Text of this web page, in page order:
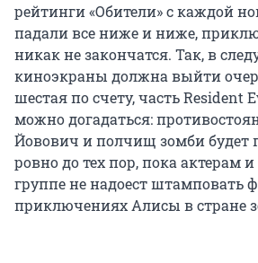
рейтинги «Обители» с каждой
падали все ниже и ниже,
никак не закончатся. Так, в
киноэкраны должна выйти
шестая по счету, часть Resident
можно догадаться:
Йовович и полчищ зомби будет
ровно до тех пор, пока актерам
группе не надоест штамповать
приключениях Алисы в стране